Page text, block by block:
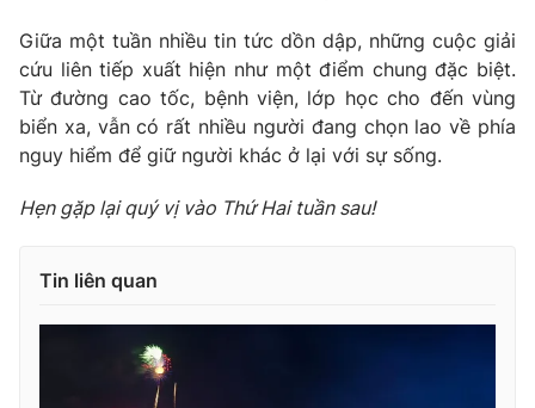
Giữa một tuần nhiều tin tức dồn dập, những cuộc giải
cứu liên tiếp xuất hiện như một điểm chung đặc biệt.
Từ đường cao tốc, bệnh viện, lớp học cho đến vùng
biển xa, vẫn có rất nhiều người đang chọn lao về phía
nguy hiểm để giữ người khác ở lại với sự sống.
Hẹn gặp lại quý vị vào Thứ Hai tuần sau!
Tin liên quan